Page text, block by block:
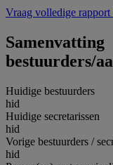
Vraag volledige rapport
Samenvatting
bestuurders/
Huidige bestuurders
hid
Huidige secretarissen
hid
Vorige bestuurders /
hid